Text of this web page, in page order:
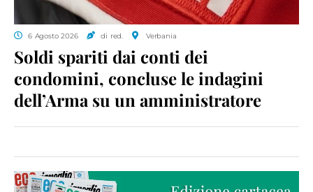
6 Agosto 2026 di red. Verbania
Soldi spariti dai conti dei
condomini, concluse le indagini
dell’Arma su un amministratore